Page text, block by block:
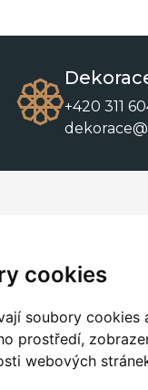
cookies
soubory cookies
prostředí,
webových
+420 311
O nás